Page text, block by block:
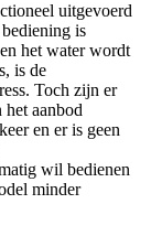
uitgevoerd
is
het water wordt
is de
Toch zijn er
het aanbod
en er is geen
wil bedienen
minder